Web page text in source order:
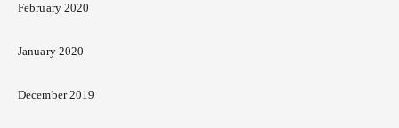
February 2020
January 2020
December 2019